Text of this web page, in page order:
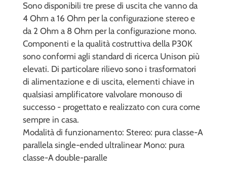
Sono disponibili tre prese di uscita che vanno da
4 Ohm a 16 Ohm per la configurazione stereo e
da 2 Ohm a 8 Ohm per la configurazione mono.
Componenti e la qualità costruttiva della P30K
sono conformi agli standard di ricerca Unison più
elevati. Di particolare rilievo sono i trasformatori
di alimentazione e di uscita, elementi chiave in
qualsiasi amplificatore valvolare monouso di
successo - progettato e realizzato con cura come
sempre in casa.
Modalità di funzionamento: Stereo: pura classe-A
parallela single-ended ultralinear Mono: pura
classe-A double-paralle